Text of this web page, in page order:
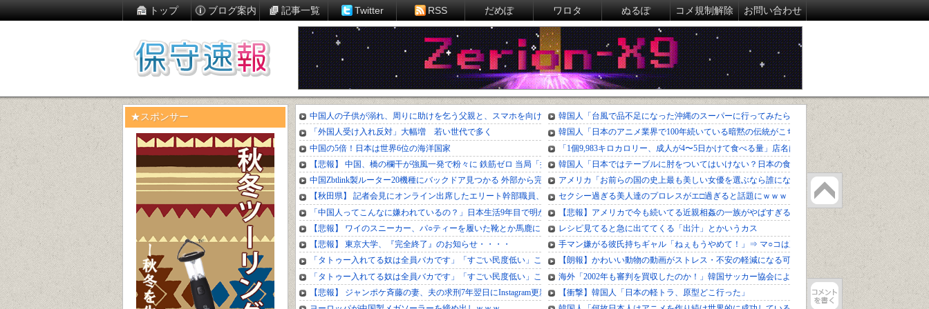
トップ ブログ案内 記事一覧 Twitter RSS だめぽ ワロタ ぬるぽ コメ規制解除 お問い合わせ
★スポンサー